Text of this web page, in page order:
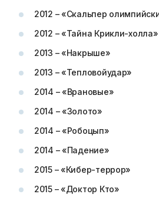
2012 – «Скальпер
2012 – «Тайна Крикли-холла»
2013 – «Накрыше»
2013 – «Тепловойудар»
2014 – «Врановые»
2014 – «Золото»
2014 – «Робоцып»
2014 – «Падение»
2015 – «Кибер-террор»
2015 – «Доктор Кто»